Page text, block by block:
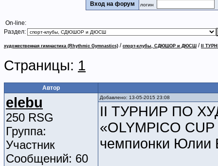
Вход на форум логин
On-line:
Раздел:
художественная гимнастика (Rhythmic Gymnastics) / спорт-клубы, СДЮШОР и ДЮСШ / II
Страницы: 1
Автор
elebu
250 RSG
Группа:
Участник
Сообщений: 60
Добавлено: 13-05-2015 23:08
II ТУРНИР ПО
«OLYMPICO
чемпионки Юлии